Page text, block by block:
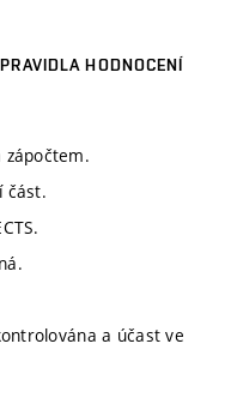
HODNOCENÍ
zápočtem.
část.
a účast ve